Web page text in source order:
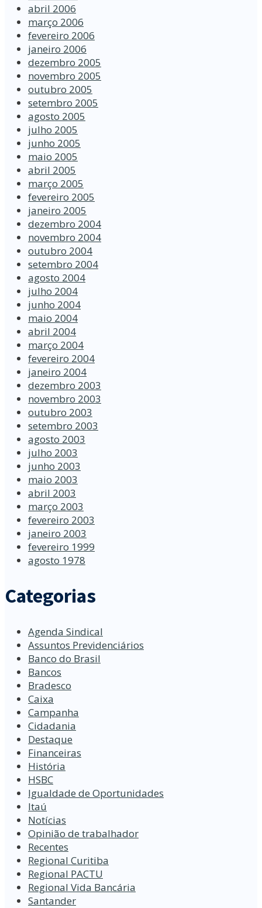
abril 2006
março 2006
fevereiro 2006
janeiro 2006
dezembro 2005
novembro 2005
outubro 2005
setembro 2005
agosto 2005
julho 2005
junho 2005
maio 2005
abril 2005
março 2005
fevereiro 2005
janeiro 2005
dezembro 2004
novembro 2004
outubro 2004
setembro 2004
agosto 2004
julho 2004
junho 2004
maio 2004
abril 2004
março 2004
fevereiro 2004
janeiro 2004
dezembro 2003
novembro 2003
outubro 2003
setembro 2003
agosto 2003
julho 2003
junho 2003
maio 2003
abril 2003
março 2003
fevereiro 2003
janeiro 2003
fevereiro 1999
agosto 1978
Categorias
Agenda Sindical
Assuntos Previdenciários
Banco do Brasil
Bancos
Bradesco
Caixa
Campanha
Cidadania
Destaque
Financeiras
História
HSBC
Igualdade de Oportunidades
Itaú
Notícias
Opinião de trabalhador
Recentes
Regional Curitiba
Regional PACTU
Regional Vida Bancária
Santander